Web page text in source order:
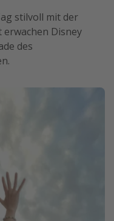
stilvoll mit der
erwachen Disney
des